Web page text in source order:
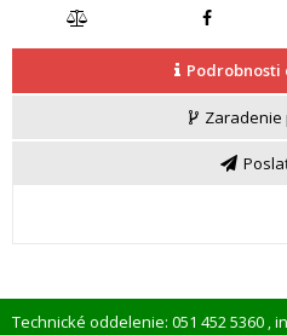
Podrobnosti
Zaradenie
Technické oddelenie: 051 452 5360 ,